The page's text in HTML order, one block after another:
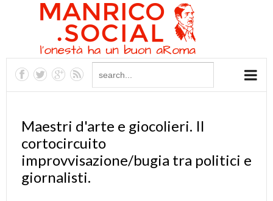
Maestri d'arte e giocolieri. Il
cortocircuito
improvvisazione/bugia tra politici e
giornalisti.